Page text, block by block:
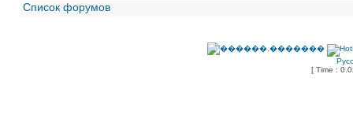
Список форумов
[ Time :